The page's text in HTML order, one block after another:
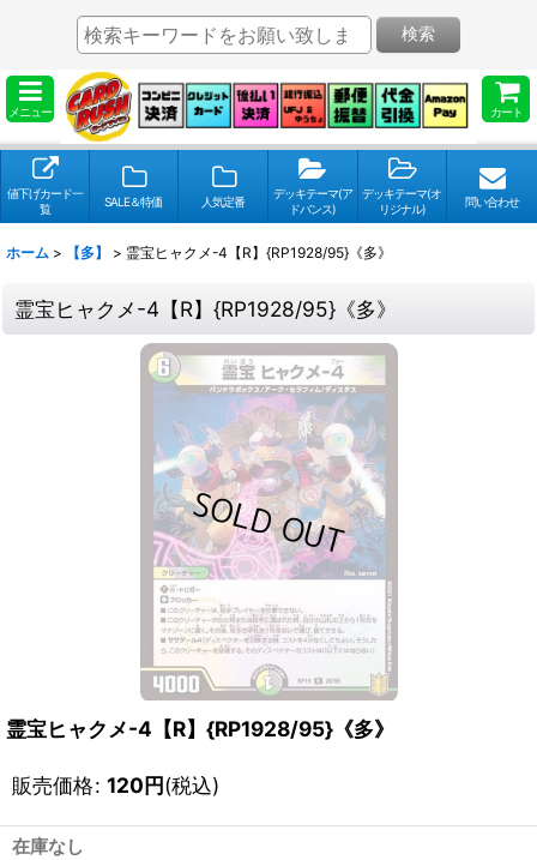
メニュー カート
検索
値下げカード一
覧
SALE＆特価 人気定番
デッキテーマ(ア
ドバンス)
デッキテーマ(オ
リジナル)
問い合わせ
ホーム > 【多】 > 霊宝ヒャクメ-4【R】{RP1928/95}《多》
霊宝ヒャクメ-4【R】{RP1928/95}《多》
霊宝ヒャクメ-4【R】{RP1928/95}《多》
販売価格: 120円(税込)
在庫なし